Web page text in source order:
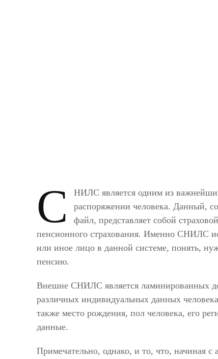
С
НИЛС является одним из
распоряжении человека. Данный,
файл, представляет собой
пенсионного страхования. Именно СНИЛС
или иное лицо в данной системе, понять,
пенсию.
Внешне СНИЛС является ламинированных
различных индивидуальных данных
также место рождения, пол человека, его
данные.
Примечательно, однако, и то, что, начиная